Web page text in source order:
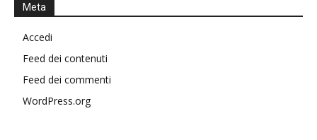
Meta
Accedi
Feed dei contenuti
Feed dei commenti
WordPress.org